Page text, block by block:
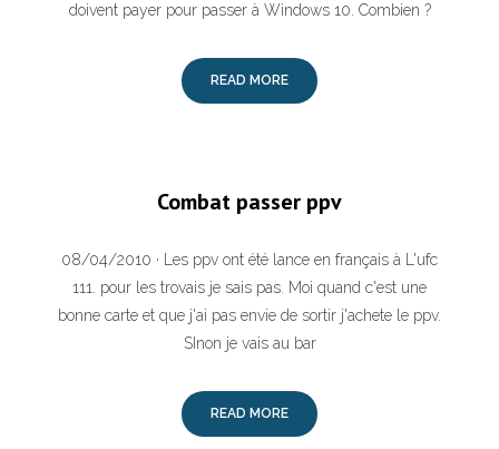
doivent payer pour passer à Windows 10. Combien ?
READ MORE
Combat passer ppv
08/04/2010 · Les ppv ont été lance en français à L'ufc
111. pour les trovais je sais pas. Moi quand c'est une
bonne carte et que j'ai pas envie de sortir j'achete le ppv.
SInon je vais au bar
READ MORE